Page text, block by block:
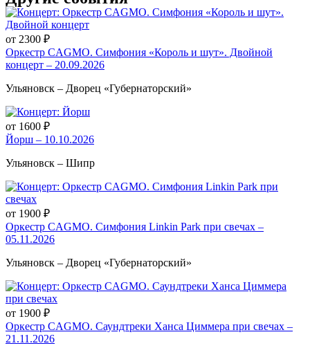
от 2300 ₽
Оркестр CAGMO. Симфония «Король и шут». Двойной
концерт – 20.09.2026
Ульяновск – Дворец «Губернаторский»
от 1600 ₽
Йорш – 10.10.2026
Ульяновск – Шипр
от 1900 ₽
Оркестр CAGMO. Симфония Linkin Park при свечах –
05.11.2026
Ульяновск – Дворец «Губернаторский»
от 1900 ₽
Оркестр CAGMO. Саундтреки Ханса Циммера при свечах –
21.11.2026